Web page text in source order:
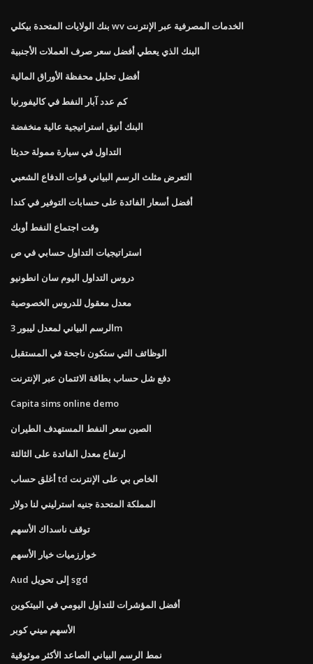
بنك الولايات المتحدة بيكلي wv الخدمات المصرفية عبر الإنترنت
البنك الذي يعطي أفضل سعر صرف العملات الأجنبية
أفضل تحليل محفظة الأوراق المالية
كم عدد آبار النفط في كاليفورنيا
البنك أنيق استراتيجية عالية منخفضة
التداول في سيارة ممولة حديثا
التعرض مثلث الرسم البياني قوات الدفاع الشعبي
أفضل أسعار الفائدة على حسابات التوفير في كندا
وقت اجتماع النفط أوبك
استراتيجيات التداول حسابي في ص
دروس التداول اليوم سان انطونيو
معدل معقول للدروس الخصوصية
الرسم البياني لمعدل ليبور 3m
الوظائف التي ستكون ناجحة في المستقبل
دفع شل حساب بطاقة الائتمان عبر الإنترنت
Capita sims online demo
الصين سعر النفط المستهدف الطيران
ارتفاع معدل الفائدة على الثالثة
أغلق حساب td الخاص بي على الإنترنت
المملكة المتحدة جنيه استرليني لنا دولار
توقف ناسداك الأسهم
خوارزميات خيار الأسهم
Aud إلى تحويل sgd
أفضل المؤشرات للتداول اليومي في البيتكوين
الأسهم ميني كوبر
نمط الرسم البياني الصاعد الأكثر موثوقية